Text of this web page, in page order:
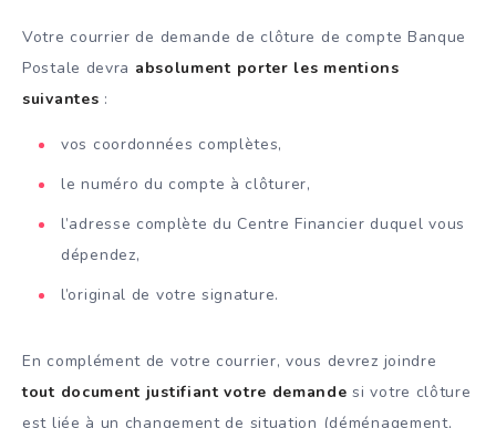
Votre courrier de demande de clôture de compte Banque
Postale devra absolument porter les mentions
suivantes :
vos coordonnées complètes,
le numéro du compte à clôturer,
l’adresse complète du Centre Financier duquel vous
dépendez,
l’original de votre signature.
En complément de votre courrier, vous devrez joindre
tout document justifiant votre demande si votre clôture
est liée à un changement de situation (déménagement,